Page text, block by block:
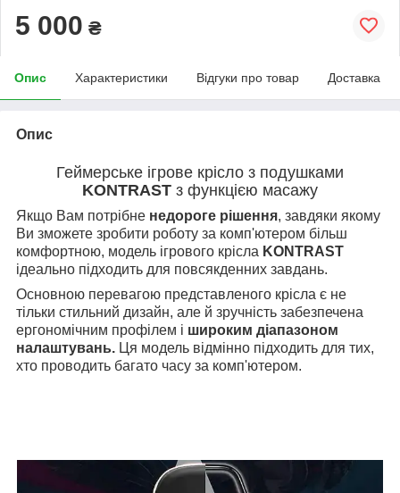
5 000 ₴
Опис Характеристики Відгуки про товар Доставка
Опис
Геймерське ігрове крісло з подушками
KONTRAST з функцією масажу
Якщо Вам потрібне недороге рішення, завдяки якому
Ви зможете зробити роботу за комп'ютером більш
комфортною, модель ігрового крісла KONTRAST
ідеально підходить для повсякденних завдань.
Основною перевагою представленого крісла є не
тільки стильний дизайн, але й зручність забезпечена
ергономічним профілем і широким діапазоном
налаштувань. Ця модель відмінно підходить для тих,
хто проводить багато часу за комп'ютером.